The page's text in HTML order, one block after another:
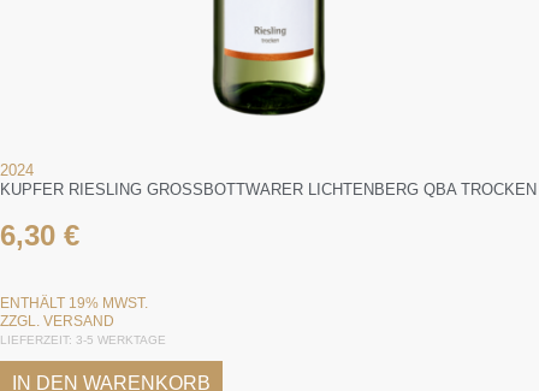
2024
KUPFER RIESLING GROSSBOTTWARER LICHTENBERG QBA TROCKEN
6,30 €
ENTHÄLT 19% MWST.
ZZGL. VERSAND
LIEFERZEIT: 3-5 WERKTAGE
IN DEN WARENKORB